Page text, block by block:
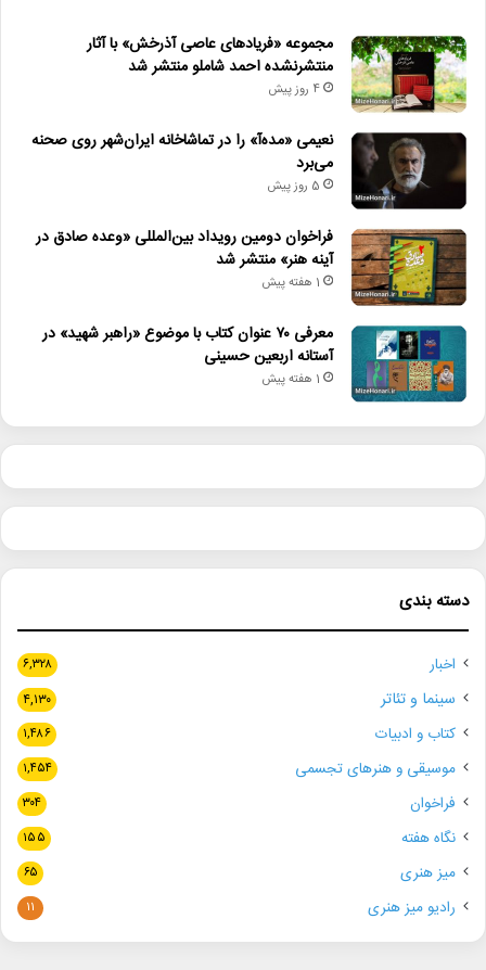
مجموعه «فریادهای عاصی آذرخش» با آثار
منتشرنشده احمد شاملو منتشر شد
4 روز پیش
نعیمی «مده‌آ» را در تماشاخانه ایران‌شهر روی صحنه
می‌برد
5 روز پیش
فراخوان دومین رویداد بین‌المللی «وعده صادق در
آینه هنر» منتشر شد
1 هفته پیش
معرفی ۷۰ عنوان کتاب با موضوع «راهبر شهید» در
آستانه اربعین حسینی
1 هفته پیش
دسته بندی
اخبار ۶,۳۲۸
سینما و تئاتر ۴,۱۳۰
کتاب و ادبیات ۱,۴۸۶
موسیقی و هنرهای تجسمی ۱,۴۵۴
فراخوان ۳۰۴
نگاه هفته ۱۵۵
میز هنری ۶۵
رادیو میز هنری ۱۱